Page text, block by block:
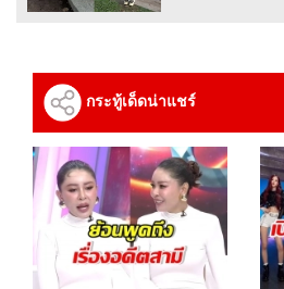
กระทู้เด็ดน่าแชร์